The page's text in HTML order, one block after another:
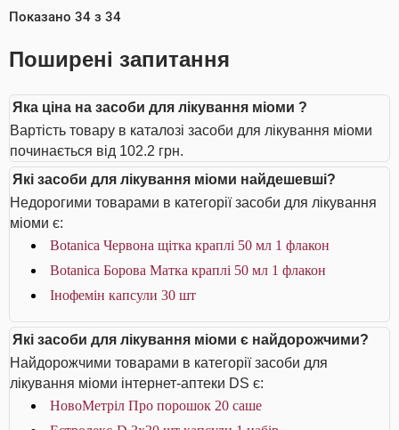
Показано 34 з 34
Поширені запитання
Яка ціна на засоби для лікування міоми ?
Вартість товару в каталозі засоби для лікування міоми
починається від 102.2 грн.
Які засоби для лікування міоми найдешевші?
Недорогими товарами в категорії засоби для лікування
міоми є:
Botanica Червона щітка краплі 50 мл 1 флакон
Botanica Борова Матка краплі 50 мл 1 флакон
Інофемін капсули 30 шт
Які засоби для лікування міоми є найдорожчими?
Найдорожчими товарами в категорії засоби для
лікування міоми інтернет-аптеки DS є:
НовоМетріл Про порошок 20 саше